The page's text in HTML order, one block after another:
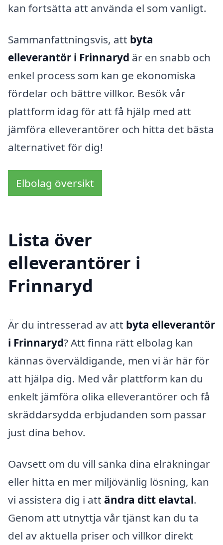
kan fortsätta att använda el som vanligt.
Sammanfattningsvis, att byta
elleverantör i Frinnaryd är en snabb och
enkel process som kan ge ekonomiska
fördelar och bättre villkor. Besök vår
plattform idag för att få hjälp med att
jämföra elleverantörer och hitta det bästa
alternativet för dig!
Elbolag översikt
Lista över
elleverantörer i
Frinnaryd
Är du intresserad av att byta elleverantör
i Frinnaryd? Att finna rätt elbolag kan
kännas överväldigande, men vi är här för
att hjälpa dig. Med vår plattform kan du
enkelt jämföra olika elleverantörer och få
skräddarsydda erbjudanden som passar
just dina behov.
Oavsett om du vill sänka dina elräkningar
eller hitta en mer miljövänlig lösning, kan
vi assistera dig i att ändra ditt elavtal.
Genom att utnyttja vår tjänst kan du ta
del av aktuella priser och villkor direkt